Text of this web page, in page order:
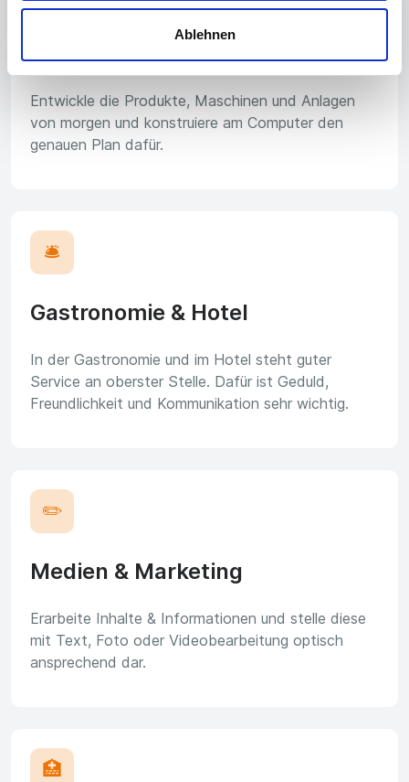
Ablehnen
Technisches Büro
Entwickle die Produkte, Maschinen und Anlagen
von morgen und konstruiere am Computer den
genauen Plan dafür.
🛎️
Gastronomie & Hotel
In der Gastronomie und im Hotel steht guter
Service an oberster Stelle. Dafür ist Geduld,
Freundlichkeit und Kommunikation sehr wichtig.
✏️
Medien & Marketing
Erarbeite Inhalte & Informationen und stelle diese
mit Text, Foto oder Videobearbeitung optisch
ansprechend dar.
🏥